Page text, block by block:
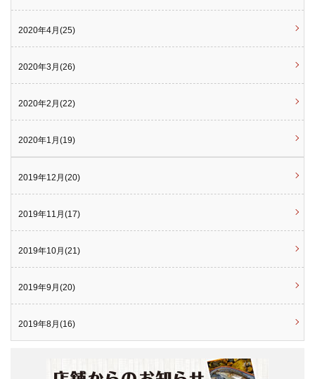
2020年4月(25)
2020年3月(26)
2020年2月(22)
2020年1月(19)
2019年12月(20)
2019年11月(17)
2019年10月(21)
2019年9月(20)
2019年8月(16)